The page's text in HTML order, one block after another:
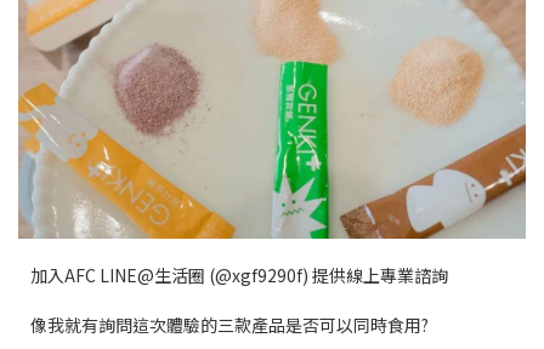
加入AFC LINE@生活圈 (@xgf9290f) 提供線上專業諮詢
像我就有詢問這次體驗的三款產品是否可以同時食用?